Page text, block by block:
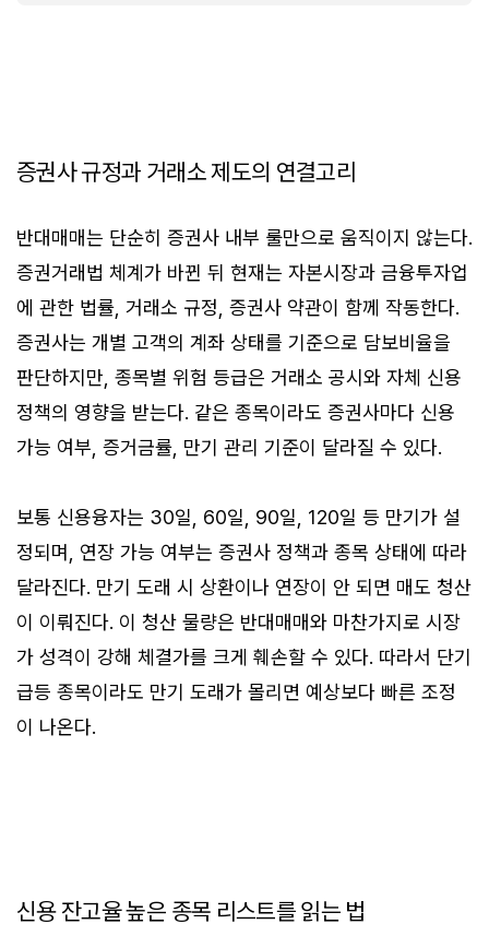
증권사 규정과 거래소 제도의 연결고리
반대매매는 단순히 증권사 내부 룰만으로 움직이지 않는다.
증권거래법 체계가 바뀐 뒤 현재는 자본시장과 금융투자업
에 관한 법률, 거래소 규정, 증권사 약관이 함께 작동한다.
증권사는 개별 고객의 계좌 상태를 기준으로 담보비율을
판단하지만, 종목별 위험 등급은 거래소 공시와 자체 신용
정책의 영향을 받는다. 같은 종목이라도 증권사마다 신용
가능 여부, 증거금률, 만기 관리 기준이 달라질 수 있다.
보통 신용융자는 30일, 60일, 90일, 120일 등 만기가 설
정되며, 연장 가능 여부는 증권사 정책과 종목 상태에 따라
달라진다. 만기 도래 시 상환이나 연장이 안 되면 매도 청산
이 이뤄진다. 이 청산 물량은 반대매매와 마찬가지로 시장
가 성격이 강해 체결가를 크게 훼손할 수 있다. 따라서 단기
급등 종목이라도 만기 도래가 몰리면 예상보다 빠른 조정
이 나온다.
신용 잔고율 높은 종목 리스트를 읽는 법